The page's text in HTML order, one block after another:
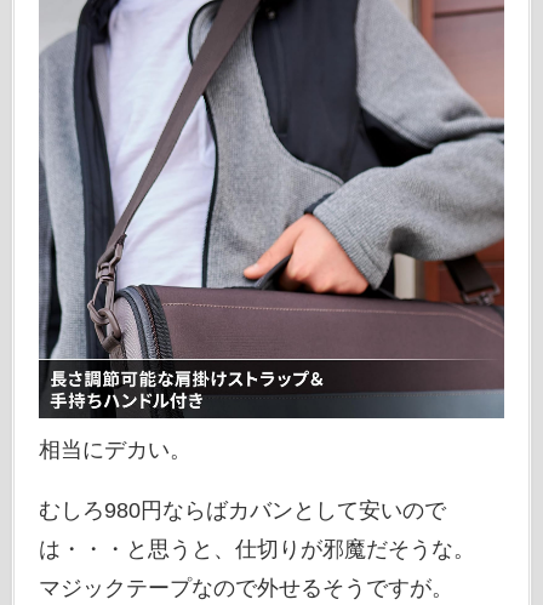
相当にデカい。
むしろ980円ならばカバンとして安いので
は・・・と思うと、仕切りが邪魔だそうな。
マジックテープなので外せるそうですが。